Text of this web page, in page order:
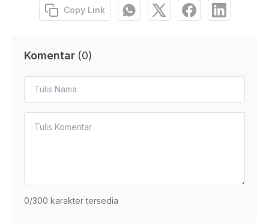
Copy Link
Komentar (0)
0/300 karakter tersedia